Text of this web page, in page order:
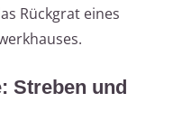
Rückgrat eines
Streben und